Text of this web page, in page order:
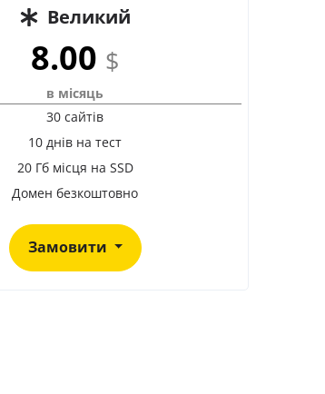
Великий
8.00 $
в місяць
30 сайтів
10 днів на тест
20 Гб місця на SSD
Домен безкоштовно
Замовити